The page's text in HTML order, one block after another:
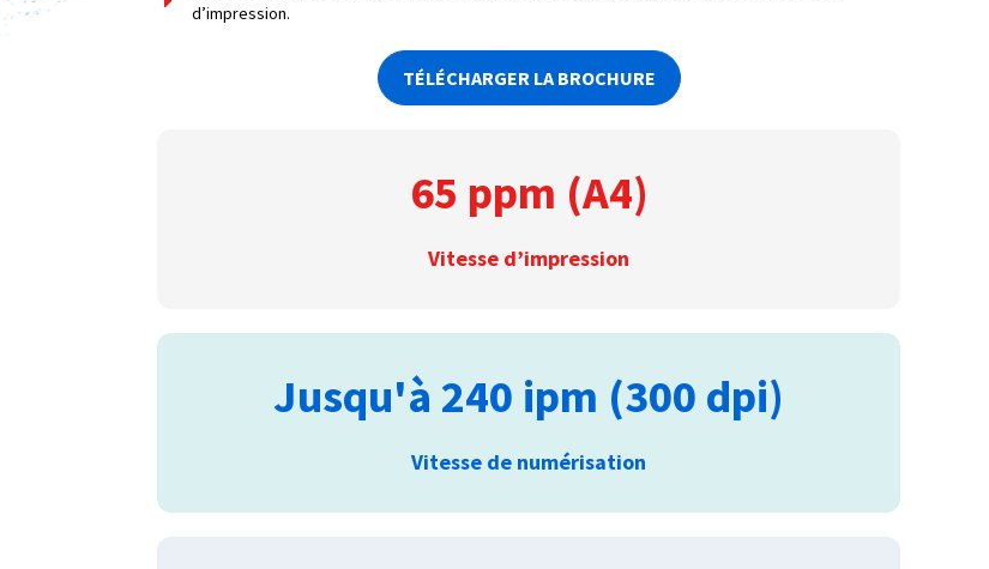
d’impression.
TÉLÉCHARGER LA BROCHURE
65 ppm (A4)
Vitesse d’impression
Jusqu'à 240 ipm (300 dpi)
Vitesse de numérisation